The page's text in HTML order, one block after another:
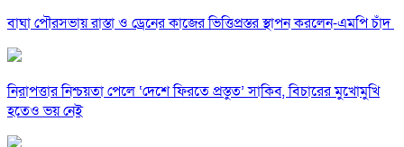
বাঘা পৌরসভায় রাস্তা ও ড্রেনের কাজের ভিত্তিপ্রস্তর স্থাপন করলেন-এমপি চাঁদ
নিরাপত্তার নিশ্চয়তা পেলে ‘দেশে ফিরতে প্রস্তুত’ সাকিব, বিচারের মুখোমুখি
হতেও ভয় নেই